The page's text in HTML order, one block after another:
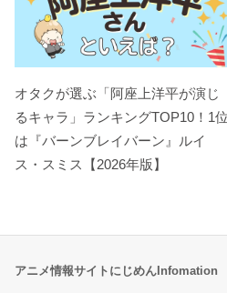
オタクが選ぶ「阿座上洋平が演じ
るキャラ」ランキングTOP10！1位
は『バーンブレイバーン』ルイ
ス・スミス【2026年版】
アニメ情報サイトにじめんInfomation